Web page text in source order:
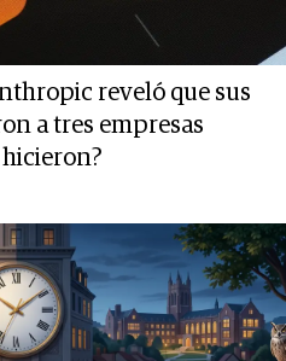
reveló que sus
a tres empresas